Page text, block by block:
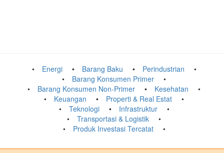
Energi Barang Baku
Perindustrian
Barang Konsumen Primer
Barang Konsumen Non-Primer
Kesehatan
Keuangan
Properti & Real Estat
Teknologi
Infrastruktur
Transportasi & Logistik
Produk Investasi Tercatat